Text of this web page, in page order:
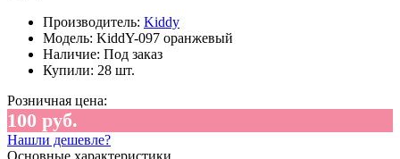
Производитель: Kiddy
Модель: KiddY-097 оранжевый
Наличие: Под заказ
Купили: 28 шт.
Розничная цена:
100 руб.
Нашли дешевле?
Основные характеристики